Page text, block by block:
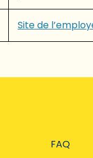
Site de
FAQ